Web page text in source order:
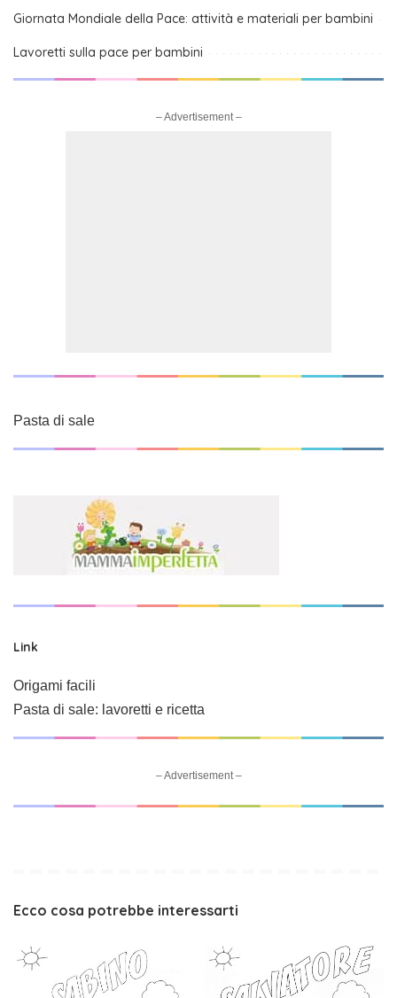
Giornata Mondiale della Pace: attività e materiali per bambini
Lavoretti sulla pace per bambini
– Advertisement –
Pasta di sale
Link
Origami facili
Pasta di sale: lavoretti e ricetta
– Advertisement –
Ecco cosa potrebbe interessarti